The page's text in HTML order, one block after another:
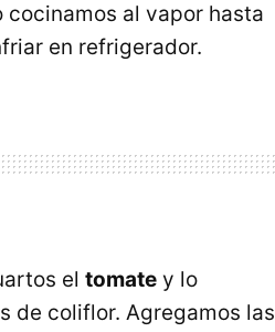
al vapor hasta
en refrigerador.
el tomate y lo
de coliflor. Agregamos las